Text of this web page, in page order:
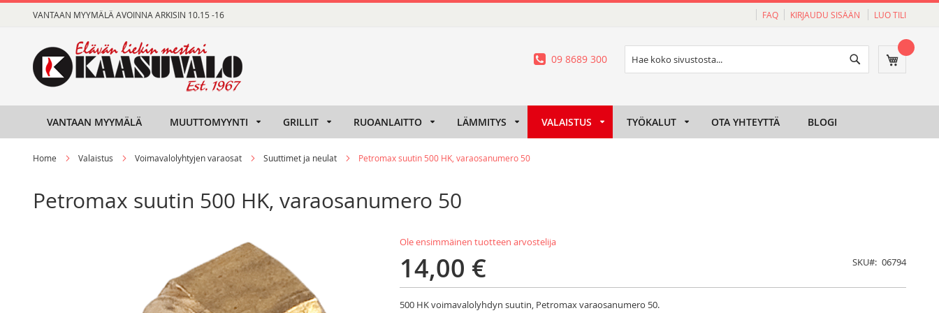
to
VANTAAN MYYMÄLÄ AVOINNA ARKISIN 10.15 -16 FAQ KIRJAUDU SISÄÄN LUO TILI
Ostoskori
Haku
09 8689 300
VANTAAN MYYMÄLÄ MUUTTOMYYNTI GRILLIT RUOANLAITTO LÄMMITYS VALAISTUS TYÖKALUT OTA YHTEYTTÄ BLOGI
Home Valaistus Voimavalolyhtyjen varaosat Suuttimet ja neulat Petromax suutin 500 HK, varaosanumero 50
Petromax suutin 500 HK, varaosanumero 50
Ole ensimmäinen tuotteen arvostelija
14,00 € SKU 06794
500 HK voimavalolyhdyn suutin, Petromax varaosanumero 50.